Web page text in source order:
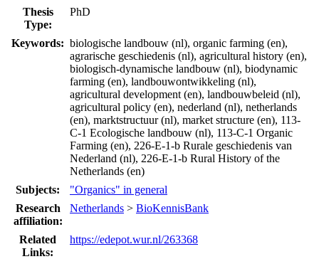
Thesis
Type:
PhD
Keywords: biologische landbouw (nl), organic farming (en),
agrarische geschiedenis (nl), agricultural history (en),
biologisch-dynamische landbouw (nl), biodynamic
farming (en), landbouwontwikkeling (nl),
agricultural development (en), landbouwbeleid (nl),
agricultural policy (en), nederland (nl), netherlands
(en), marktstructuur (nl), market structure (en), 113-
C-1 Ecologische landbouw (nl), 113-C-1 Organic
Farming (en), 226-E-1-b Rurale geschiedenis van
Nederland (nl), 226-E-1-b Rural History of the
Netherlands (en)
Subjects:
"Organics" in general
Research
affiliation:
Netherlands > BioKennisBank
Related
Links:
https://edepot.wur.nl/263368